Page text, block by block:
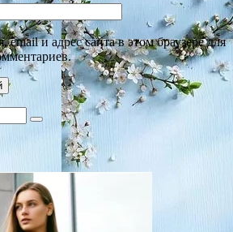
и адрес сайта в этом браузере для